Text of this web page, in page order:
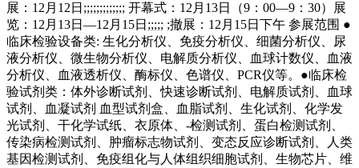
展：12月12日;;;;;;;;;;;;; 开幕式：12月13日（9：00—9：30）展
览：12月13日—12月15日;;;;; ;撤展：12月15日下午 参展范围 ●
临床检验设备类: 生化分析仪、免疫分析仪、细菌分析仪、尿
液分析仪、微生物分析仪、电解质分析仪、血球计数仪、血液
分析仪、血液透析仪、酶标仪、色谱仪、PCR仪等。●临床检
验试剂类：体外诊断试剂、快速诊断试剂、电解质试剂、血球
试剂、血凝试剂 血型试剂盒、血脂试剂、生化试剂、化学发
光试剂、干化学试纸、衣原体、-检测试剂、蛋白检测试剂、
传染病检测试剂、肿瘤标志物试剂、变态反应诊断试剂、人类
基因检测试剂、免疫组化与人体组织细胞试剂、生物芯片、维